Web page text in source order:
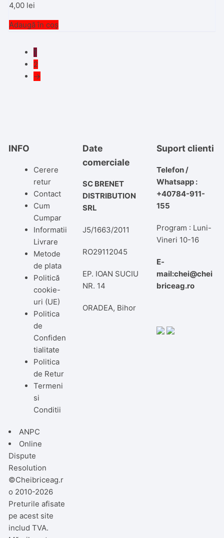
4,00 lei
Adaugă în coș
1
2
→
INFO
Cerere
retur
Contact
Cum
Cumpar
Informatii
Livrare
Metode
de plata
Politică
cookie-
uri (UE)
Politica
de
Confiden
tialitate
Politica
de Retur
Termeni
si
Conditii
ANPC
Online
Dispute
Resolution
Date
comerciale
SC BRENET
DISTRIBUTION
SRL
J5/1663/2011
RO29112045
EP. IOAN SUCIU
NR. 14
ORADEA, Bihor
Suport clienti
Telefon /
Whatsapp :
+40784-911-
155
Program : Luni-
Vineri 10-16
E-
mail:chei@chei
briceag.ro
©Cheibriceag.r
o 2010-2026
Preturile afisate
pe acest site
includ TVA.